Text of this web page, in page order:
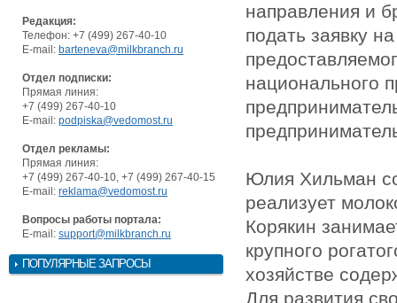
Редакция:
Телефон: +7 (499) 267-40-10
E-mail: barteneva@milkbranch.ru
Отдел подписки:
Прямая линия:
+7 (499) 267-40-10
E-mail: podpiska@vedomost.ru
Отдел рекламы:
Прямая линия:
+7 (499) 267-40-10, +7 (499) 267-40-15
E-mail: reklama@vedomost.ru
Вопросы работы портала:
E-mail: support@milkbranch.ru
ПОПУЛЯРНЫЕ ЗАПРОСЫ
направления и
подать заявку
национального
Юлия Хильман
реализует
Корякин
крупного
хозяйстве
Для развития